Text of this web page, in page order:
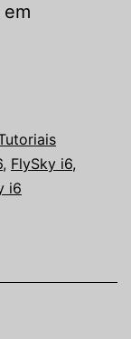
, FlySky i6,
i6